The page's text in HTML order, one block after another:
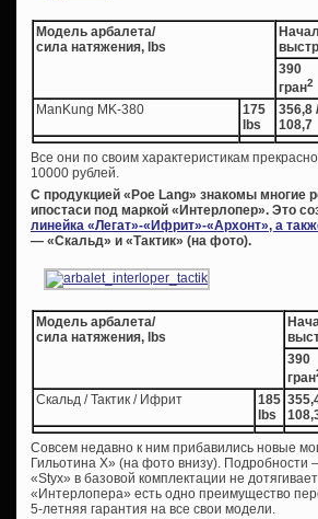
Модель арбалета/
сила натяжения, lbs
390
гран2
ManKung MK-380
175
lbs
356,8 /
108,7
Все они по своим характеристикам
10000 рублей.
С продукцией « Poe Lang» знакомы многие
ипостаси под маркой «Интерлопер». Это
линейка «Легат»-«Ифрит»-«Архонт», а
— «Скальд» и «Тактик» (на фото).
Модель арбалета/
сила натяжения, lbs
390
гран
Скальд / Тактик / Ифрит
185
lbs
Совсем недавно к ним прибавились новые
Гильотина Х» (на фото внизу). Подробности
«Styx» в базовой комплектации не
«Интерлопера» есть одно преимущество
5-летняя гарантия на все свои модели.